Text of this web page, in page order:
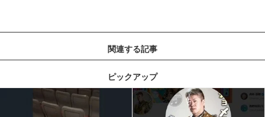
関連する記事
ピックアップ
記事を読む